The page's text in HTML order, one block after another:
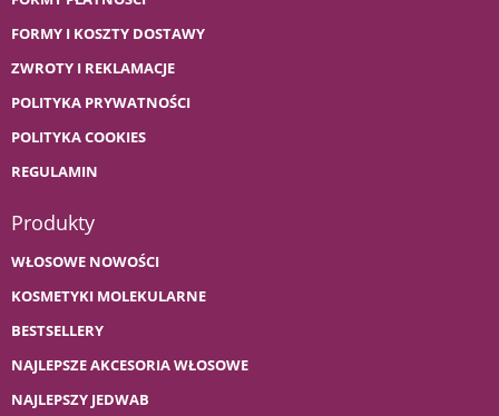
FORMY I KOSZTY DOSTAWY
ZWROTY I REKLAMACJE
POLITYKA PRYWATNOŚCI
POLITYKA COOKIES
REGULAMIN
Produkty
WŁOSOWE NOWOŚCI
KOSMETYKI MOLEKULARNE
BESTSELLERY
NAJLEPSZE AKCESORIA WŁOSOWE
NAJLEPSZY JEDWAB